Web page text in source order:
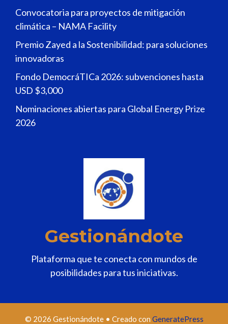
Convocatoria para proyectos de mitigación
climática – NAMA Facility
Premio Zayed a la Sostenibilidad: para soluciones
innovadoras
Fondo DemocráTICa 2026: subvenciones hasta
USD $3,000
Nominaciones abiertas para Global Energy Prize
2026
Gestionándote
Plataforma que te conecta con mundos de
posibilidades para tus iniciativas.
© 2026 Gestionándote• Creado con GeneratePress